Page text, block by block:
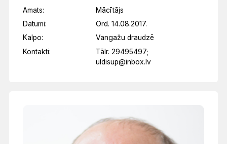
Amats:
Mācītājs
Datumi:
Ord. 14.08.2017.
Kalpo:
Vangažu draudzē
Kontakti:
Tālr. 29495497;
uldisup@inbox.lv